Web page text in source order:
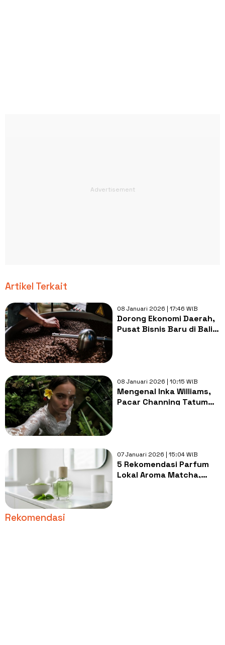
Artikel Terkait
08 Januari 2026 | 17:46 WIB
Dorong Ekonomi Daerah,
Pusat Bisnis Baru di Bali
08 Januari 2026 | 10:15 WIB
Mengenal Inka Williams,
Pacar Channing Tatum
07 Januari 2026 | 15:04 WIB
5 Rekomendasi Parfum
Lokal Aroma Matcha,
Rekomendasi